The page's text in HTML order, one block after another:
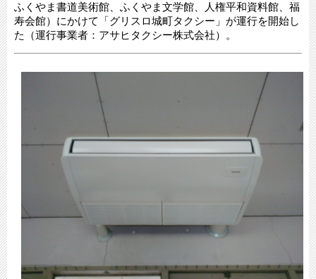
ふくやま書道美術館、ふくやま文学館、人権平和資料館、福
寿会館）にかけて「グリスロ城町タクシー」が運行を開始し
た（運行事業者：アサヒタクシー株式会社）。